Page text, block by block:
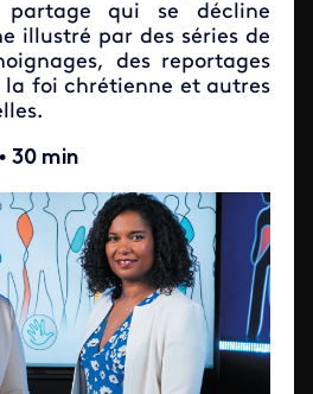
qui se décline
illustré par des séries de
des reportages
la foi chrétienne et autres
• 30 min